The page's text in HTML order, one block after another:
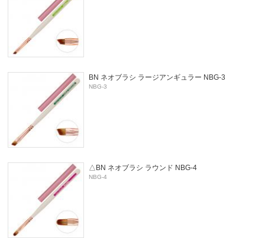
BN ネオブラシ ラージアンギュラー NBG-3
NBG-3
△BN ネオブラシ ラウンド NBG-4
NBG-4